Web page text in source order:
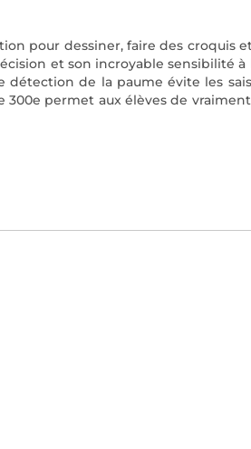
pour dessiner, faire des croquis
et son incroyable sensibilité à
de la paume évite les
permet aux élèves de